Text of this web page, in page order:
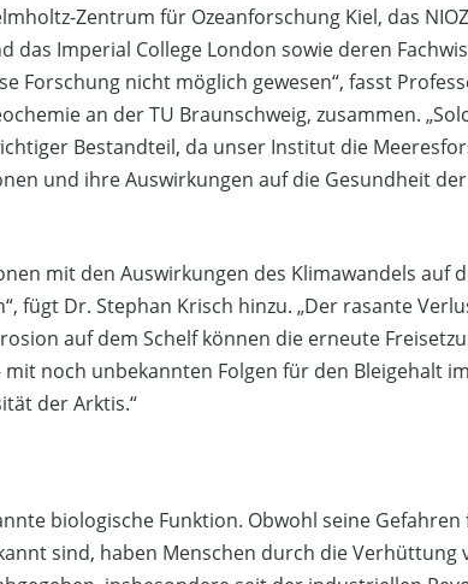
Zentrum für Ozeanforschung Kiel, das
das Imperial College London sowie deren
Forschung nicht möglich gewesen“, fasst
an der TU Braunschweig, zusammen.
Bestandteil, da unser Institut die
und ihre Auswirkungen auf die Gesundheit der
mit den Auswirkungen des Klimawandels auf
fügt Dr. Stephan Krisch hinzu. „Der rasante
auf dem Schelf können die erneute
noch unbekannten Folgen für den Bleigehalt im
der Arktis.“
biologische Funktion. Obwohl seine
sind, haben Menschen durch die Verhüttung